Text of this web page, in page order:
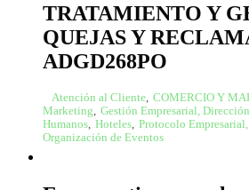
TRATAMIENTO Y
QUEJAS Y
ADGD268PO
Atención al Cliente COMERCIO Y
Marketing
Gestión Empresarial,
Humanos Hoteles Protocolo
Organización de Eventos